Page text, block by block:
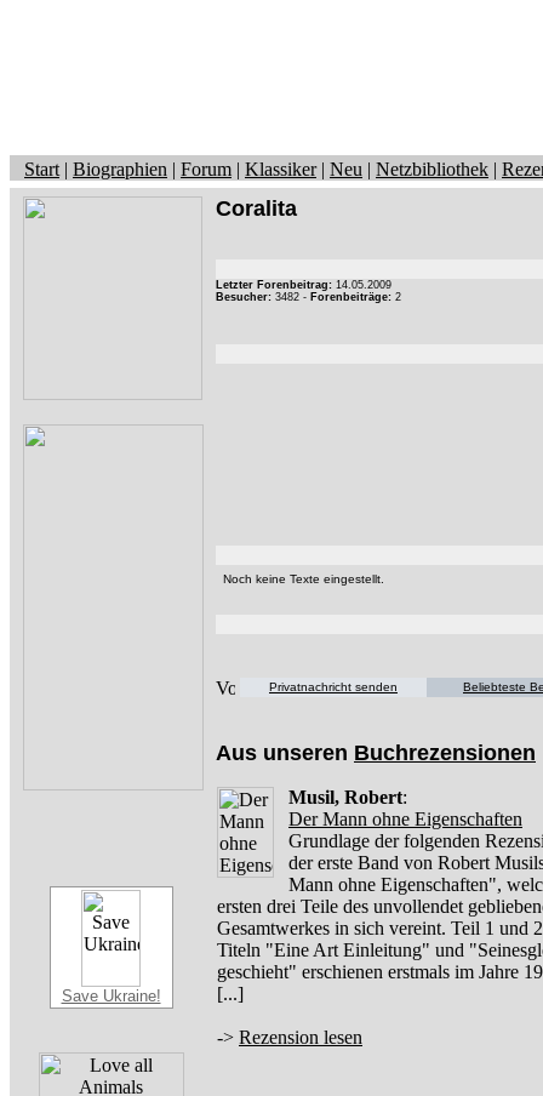
Start | Biographien | Forum | Klassiker| Neu | Netzbibliothek |
Save Ukraine!
Coralita
Letzter Forenbeitrag: 14.05.2009
Besucher: 3482 - Forenbeiträge: 2
Noch keine Texte eingestellt.
Privatnachricht senden Beliebteste
Aus unseren Buchrezensionen
Musil, Robert:
Der Mann ohne Eigenschaften
Grundlage der folgenden
der erste Band von Robert
Mann ohne Eigenschaften",
ersten drei Teile des unvollendet
Gesamtwerkes in sich vereint. Teil 1 und
Titeln "Eine Art Einleitung" und
geschieht" erschienen erstmals im Jahre
[...]
-> Rezension lesen